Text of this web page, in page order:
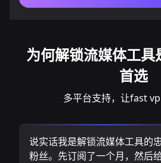
为何解锁流媒体工
首选
多平台支持，让fast
说实话我是解锁流媒体工具的
粉丝。先订阅了一个月，然后